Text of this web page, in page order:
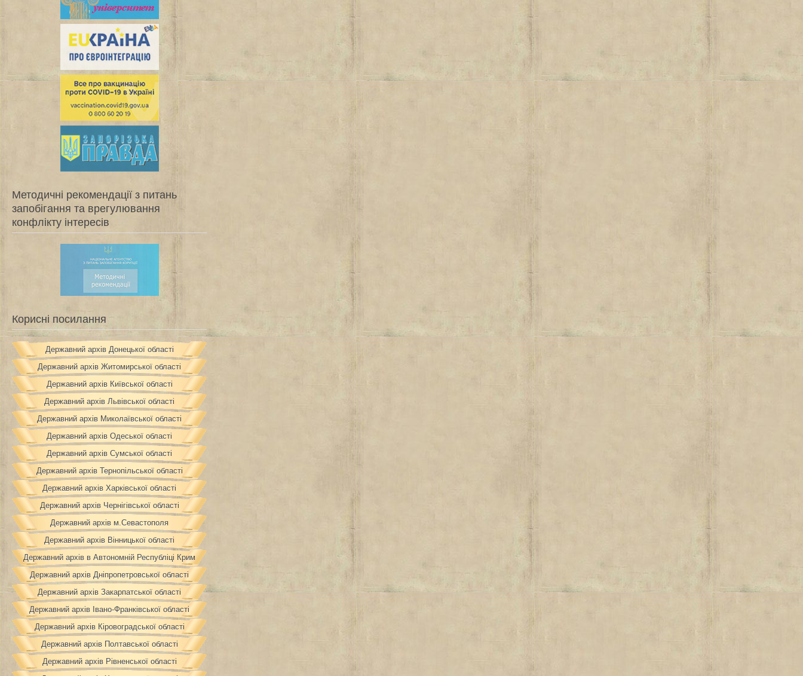
Методичні рекомендації з питань
запобігання та врегулювання
конфлікту інтересів
Корисні посилання
Державний архів Донецької області
Державний архів Житомирської області
Державний архів Київської області
Державний архів Львівської області
Державний архів Миколаївської області
Державний архів Одеської області
Державний архів Сумської області
Державний архів Тернопільської області
Державний архів Харківської області
Державний архів Чернігівської області
Державний архів м.Севастополя
Державний архів Вінницької області
Державний архів в Автономній Республіці Крим
Державний архів Дніпропетровської області
Державний архів Закарпатської області
Державний архів Івано-Франківської області
Державний архів Кіровоградської області
Державний архів Полтавської області
Державний архів Рівненської області